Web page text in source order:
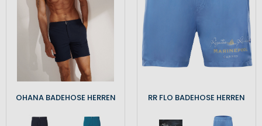
OHANA BADEHOSE HERREN RR FLO BADEHOSE HERREN